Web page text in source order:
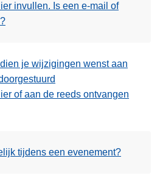
invullen. Is een e-mail of
je wijzigingen wenst aan
of aan de reeds ontvangen
tijdens een evenement?